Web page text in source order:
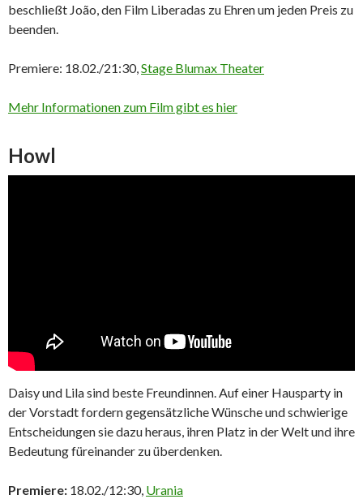
beschließt João, den Film Liberadas zu Ehren um jeden Preis zu
beenden.
Premiere: 18.02./21:30, Stage Blumax Theater
Mehr Informationen zum Film gibt es hier
Howl
Daisy und Lila sind beste Freundinnen. Auf einer Hausparty in
der Vorstadt fordern gegensätzliche Wünsche und schwierige
Entscheidungen sie dazu heraus, ihren Platz in der Welt und ihre
Bedeutung füreinander zu überdenken.
Premiere: 18.02./12:30, Urania